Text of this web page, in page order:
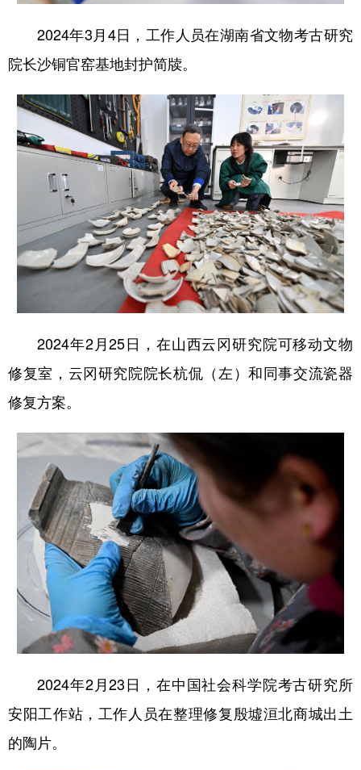
2024年3月4日，工作人员在湖南省文物考古研究
院长沙铜官窑基地封护简牍。
2024年2月25日，在山西云冈研究院可移动文物
修复室，云冈研究院院长杭侃（左）和同事交流瓷器
修复方案。
2024年2月23日，在中国社会科学院考古研究所
安阳工作站，工作人员在整理修复殷墟洹北商城出土
的陶片。